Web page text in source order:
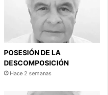
POSESIÓN DE LA
DESCOMPOSICIÓN
Hace 2 semanas